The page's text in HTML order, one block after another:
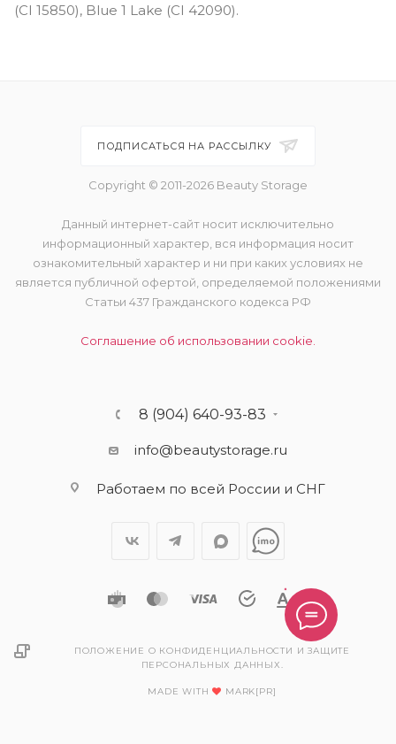
(CI 15850), Blue 1 Lake (CI 42090).
ПОДПИСАТЬСЯ НА РАССЫЛКУ
Copyright © 2011-2026 Beauty Storage
Данный интернет-сайт носит исключительно
информационный характер, вся информация носит
ознакомительный характер и ни при каких условиях не
является публичной офертой, определяемой положениями
Статьи 437 Гражданского кодекса РФ
Соглашение об использовании cookie.
8 (904) 640-93-83
info@beautystorage.ru
Работаем по всей России и СНГ
ПОЛОЖЕНИЕ О КОНФИДЕНЦИАЛЬНОСТИ И ЗАЩИТЕ
ПЕРСОНАЛЬНЫХ ДАННЫХ.
MADE WITH MARK[PR]